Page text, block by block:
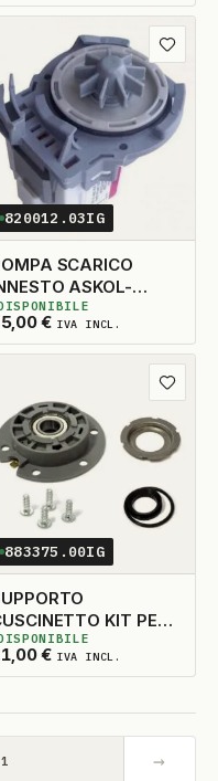
preferiti
820012.03IG
SCARICO
ASKOL-
€ IVA INCL.
preferiti
883375.00IG
KIT PER
O SX
€ IVA INCL.
1 →